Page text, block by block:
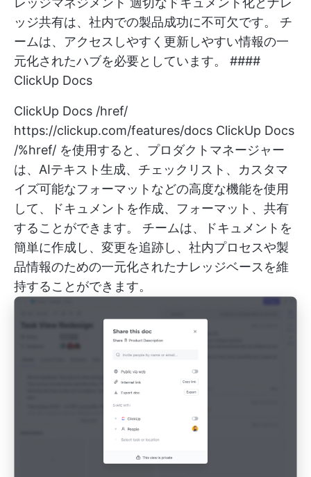
ッジ共有は、社内での製品成功に不可欠です。 チ
ームは、アクセスしやすく更新しやすい情報の一
元化されたハブを必要としています。 ####
ClickUp Docs
ClickUp Docs /href/
https://clickup.com/features/docs ClickUp Docs
/%href/ を使用すると、プロダクトマネージャー
は、AIテキスト生成、チェックリスト、カスタマ
イズ可能なフォーマットなどの高度な機能を使用
して、ドキュメントを作成、フォーマット、共有
することができます。 チームは、ドキュメントを
簡単に作成し、変更を追跡し、社内プロセスや製
品情報のための一元化されたナレッジベースを維
持することができます。